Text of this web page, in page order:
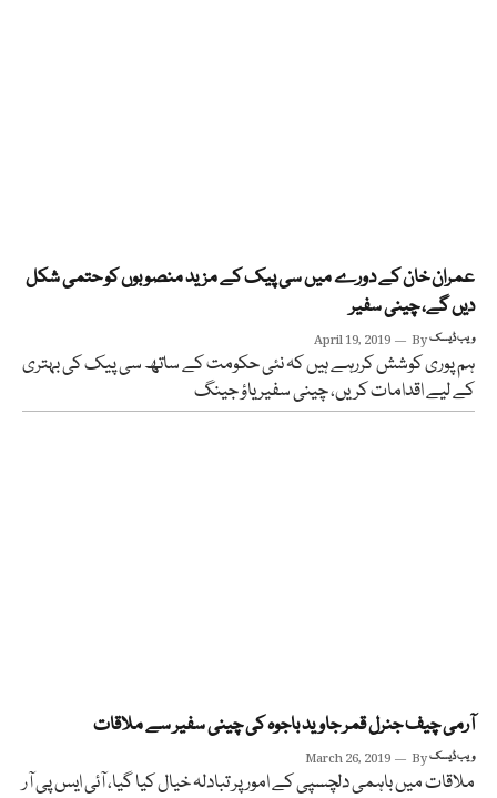
عمران خان کے دورے میں سی پیک کے مزید منصوبوں کو حتمی شکل
دیں گے، چینی سفیر
April 19, 2019 Byویب ڈیسک
ہم پوری کوشش کررہے ہیں کہ نئی حکومت کے ساتھ سی پیک کی بہتری
کے لیے اقدامات کریں، چینی سفیر یاؤ جینگ
آرمی چیف جنرل قمر جاوید باجوہ کی چینی سفیر سے ملاقات
March 26, 2019 Byویب ڈیسک
ملاقات میں باہمی دلچسپی کے امور پر تبادلہ خیال کیا گیا، آئی ایس پی آر